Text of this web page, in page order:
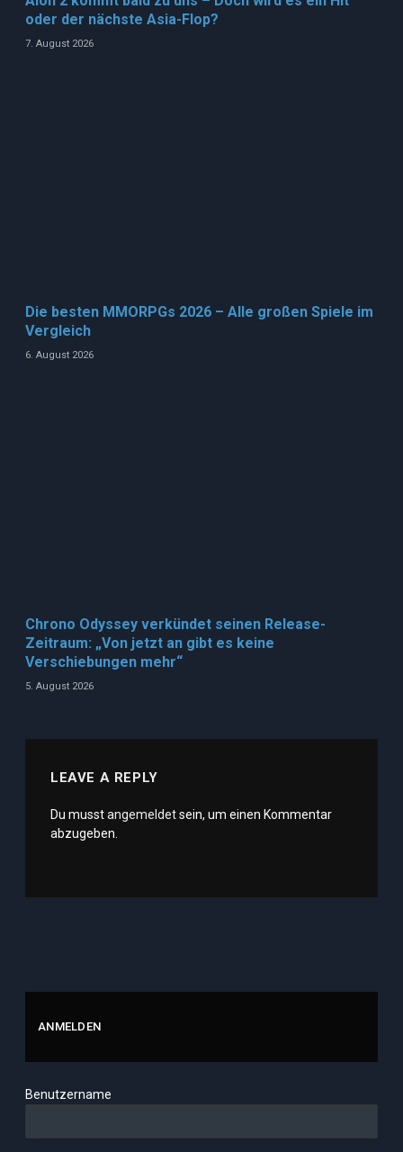
oder der nächste Asia-Flop?
7. August 2026
Die besten MMORPGs 2026 – Alle großen Spiele im
Vergleich
6. August 2026
Chrono Odyssey verkündet seinen Release-
Zeitraum: „Von jetzt an gibt es keine
Verschiebungen mehr“
5. August 2026
LEAVE A REPLY
Du musstangemeldetsein, um einen Kommentar
abzugeben.
ANMELDEN
Benutzername